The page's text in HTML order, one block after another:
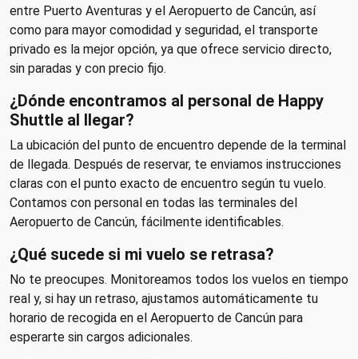
entre Puerto Aventuras y el Aeropuerto de Cancún, así
como para mayor comodidad y seguridad, el transporte
privado es la mejor opción, ya que ofrece servicio directo,
sin paradas y con precio fijo.
¿Dónde encontramos al personal de Happy
Shuttle al llegar?
La ubicación del punto de encuentro depende de la terminal
de llegada. Después de reservar, te enviamos instrucciones
claras con el punto exacto de encuentro según tu vuelo.
Contamos con personal en todas las terminales del
Aeropuerto de Cancún, fácilmente identificables.
¿Qué sucede si mi vuelo se retrasa?
No te preocupes. Monitoreamos todos los vuelos en tiempo
real y, si hay un retraso, ajustamos automáticamente tu
horario de recogida en el Aeropuerto de Cancún para
esperarte sin cargos adicionales.